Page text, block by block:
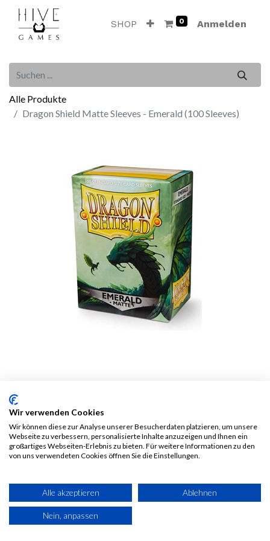
SHOP 0 Anmelden
Alle Produkte
Dragon Shield Matte Sleeves - Emerald (100 Sleeves)
Dragon Shield Matte
Sleeves - Emerald (100
Sleeves)
9,50€ Alle Preise inkl. MwSt.zzgl.
Versandkosten
Wir verwenden Cookies
Wir können diese zur Analyse unserer Besucherdaten platzieren, um unsere
Webseite zu verbessern, personalisierte Inhalte anzuzeigen und Ihnen ein
großartiges Webseiten-Erlebnis zu bieten. Für weitere Informationen zu den
von uns verwendeten Cookies öffnen Sie die Einstellungen.
Alle akzeptieren Ablehnen
Nein, anpassen